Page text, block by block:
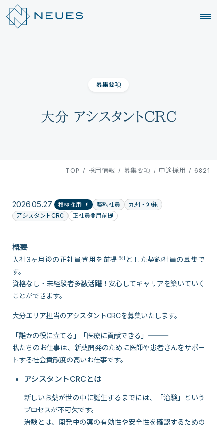
募集要項
大分 アシスタントCRC
TOP / 採用情報 / 募集要項 / 中途採用 / 6821
2026.05.27 積極採用中! 契約社員
九州・沖縄
アシスタントCRC
正社員登用前提
概要
入社3ヶ月後の正社員登用を前提 ※1 とした契約社員の募集で
す。
資格なし・未経験者多数活躍！安心してキャリアを築いていく
ことができます。
大分エリア担当のアシスタントCRCを募集いたします。
「誰かの役に立てる」「医療に貢献できる」―――
私たちのお仕事は、新薬開発のために医師や患者さんをサポー
トする社会貢献度の高いお仕事です。
アシスタントCRCとは
新しいお薬が世の中に誕生するまでには、「治験」という
プロセスが不可欠です。
治験とは、開発中の薬の有効性や安全性を確認するための